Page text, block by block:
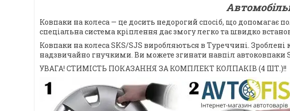
Ковпаки на колеса — це досить недорогий спосіб, що допомагає
спеціальна система кріплення дає змогу легко та швидко
Ковпаки на колеса SKS/SJS виробляються в Туреччині.
надзвичайно гнучкими. Ви можете згинати навпіл автоковпаки
УВАГА! СТИМІСТЬ ПОКАЗАННЯ ЗА КОМПЛЕКТ КОЛПАКІВ (4 ШТ.)!!